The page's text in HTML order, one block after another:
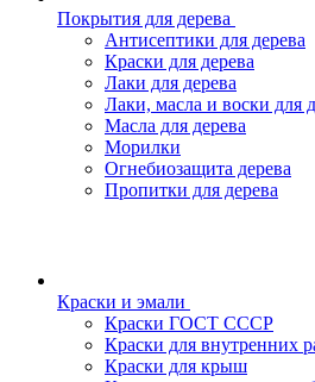
Покрытия для дерева
Антисептики для дерева
Краски для дерева
Лаки для дерева
Лаки, масла и воски для
Масла для дерева
Морилки
Огнебиозащита дерева
Пропитки для дерева
Краски и эмали
Краски ГОСТ СССР
Краски для внутренних
Краски для крыш